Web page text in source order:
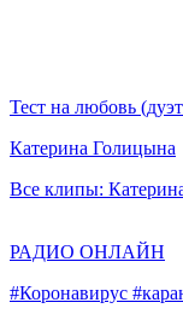
Тест на любовь
Катерина Голицына
Все клипы:
РАДИО ОНЛАЙН
#Коронавирус